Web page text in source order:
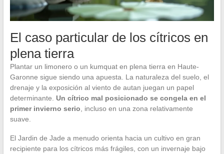
El caso particular de los cítricos en
plena tierra
Plantar un limonero o un kumquat en plena tierra en Haute-
Garonne sigue siendo una apuesta. La naturaleza del suelo, el
drenaje y la exposición al viento de autan juegan un papel
determinante. Un cítrico mal posicionado se congela en el
primer invierno serio , incluso en una zona relativamente
suave.
El Jardin de Jade a menudo orienta hacia un cultivo en gran
recipiente para los cítricos más frágiles, con un invernaje bajo